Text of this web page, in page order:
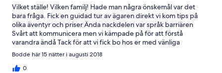
Vilket ställe! Vilken familj! Hade man några önskemål var det
bara fråga. Fick en guidad tur av ägaren direkt vi kom tips på
olika äventyr och priser Ända nackdelen var språk barriären
Svårt att kommunicera men vi kämpade på för att förstå
varandra ändå Tack för att vi fick bo hos er med vänliga
hälsningar Anton , Staffan och Natalie
Bodde här 15 nätter i augusti 2018
0